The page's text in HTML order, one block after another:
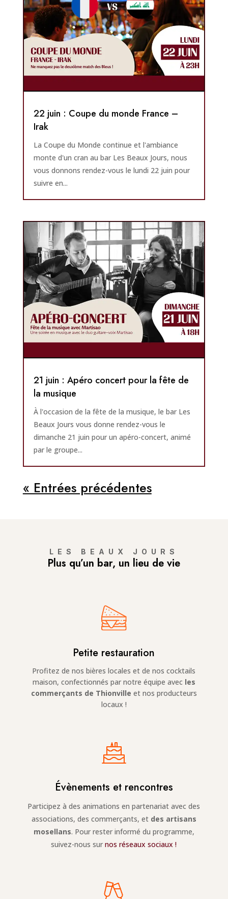
22 juin : Coupe du monde France –
Irak
La Coupe du Monde continue et l'ambiance
monte d'un cran au bar Les Beaux Jours, nous
vous donnons rendez-vous le lundi 22 juin pour
suivre en...
21 juin : Apéro concert pour la fête de
la musique
À l'occasion de la fête de la musique, le bar Les
Beaux Jours vous donne rendez-vous le
dimanche 21 juin pour un apéro-concert, animé
par le groupe...
« Entrées précédentes
LES BEAUX JOURS
Plus qu’un bar, un lieu de vie
Petite restauration
Profitez de nos bières locales et de nos cocktails
maison, confectionnés par notre équipe avec les
commerçants de Thionville et nos producteurs
locaux !
Évènements et rencontres
Participez à des animations en partenariat avec des
associations, des commerçants, et des artisans
mosellans. Pour rester informé du programme,
suivez-nous surnos réseaux sociaux !